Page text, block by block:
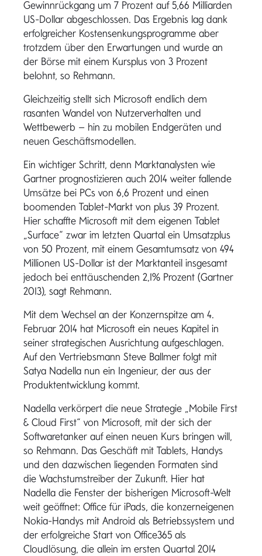
Gewinnrückgang um 7 Prozent auf 5,66 Milliarden
US-Dollar abgeschlossen. Das Ergebnis lag dank
erfolgreicher Kostensenkungsprogramme aber
trotzdem über den Erwartungen und wurde an
der Börse mit einem Kursplus von 3 Prozent
belohnt, so Rehmann.
Gleichzeitig stellt sich Microsoft endlich dem
rasanten Wandel von Nutzerverhalten und
Wettbewerb – hin zu mobilen Endgeräten und
neuen Geschäftsmodellen.
Ein wichtiger Schritt, denn Marktanalysten wie
Gartner prognostizieren auch 2014 weiter fallende
Umsätze bei PCs von 6,6 Prozent und einen
boomenden Tablet-Markt von plus 39 Prozent.
Hier schaffte Microsoft mit dem eigenen Tablet
„Surface“ zwar im letzten Quartal ein Umsatzplus
von 50 Prozent, mit einem Gesamtumsatz von 494
Millionen US-Dollar ist der Marktanteil insgesamt
jedoch bei enttäuschenden 2,1% Prozent (Gartner
2013), sagt Rehmann.
Mit dem Wechsel an der Konzernspitze am 4.
Februar 2014 hat Microsoft ein neues Kapitel in
seiner strategischen Ausrichtung aufgeschlagen.
Auf den Vertriebsmann Steve Ballmer folgt mit
Satya Nadella nun ein Ingenieur, der aus der
Produktentwicklung kommt.
Nadella verkörpert die neue Strategie „Mobile First
& Cloud First“ von Microsoft, mit der sich der
Softwaretanker auf einen neuen Kurs bringen will,
so Rehmann. Das Geschäft mit Tablets, Handys
und den dazwischen liegenden Formaten sind
die Wachstumstreiber der Zukunft. Hier hat
Nadella die Fenster der bisherigen Microsoft-Welt
weit geöffnet: Office für iPads, die konzerneigenen
Nokia-Handys mit Android als Betriebssystem und
der erfolgreiche Start von Office365 als
Cloudlösung, die allein im ersten Quartal 2014